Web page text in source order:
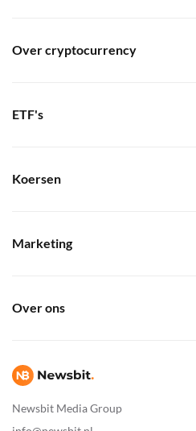
Newsbit Media Group
Over cryptocurrency
ETF's
Koersen
Marketing
Over ons